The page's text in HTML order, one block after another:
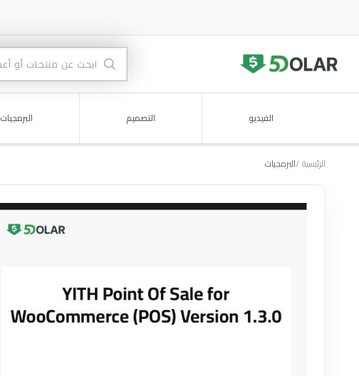
الفيديو التصميم البرمجيات
الرئيسية البرمجيات